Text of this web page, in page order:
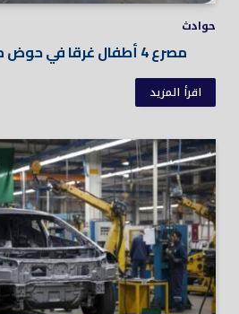
حوادث
مصرع 4 أطفال غرقا في حوض مائي شرقي الجزائر
اقرأ المزيد